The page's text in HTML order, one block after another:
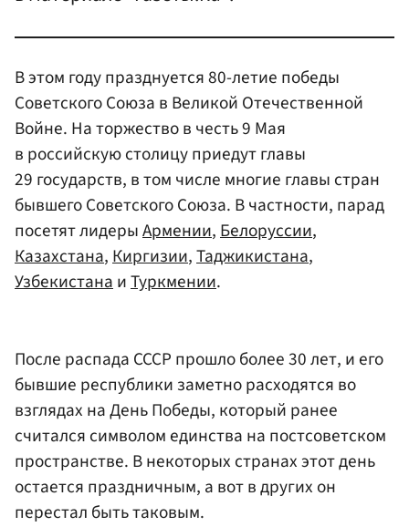
В этом году празднуется 80-летие победы
Советского Союза в Великой Отечественной
Войне. На торжество в честь 9 Мая
в российскую столицу приедут главы
29 государств, в том числе многие главы стран
бывшего Советского Союза. В частности, парад
посетят лидерыАрмении,Белоруссии,
Казахстана,Киргизии,Таджикистана,
УзбекистанаиТуркмении.
После распада СССР прошло более 30 лет, и его
бывшие республики заметно расходятся во
взглядах на День Победы, который ранее
считался символом единства на постсоветском
пространстве. В некоторых странах этот день
остается праздничным, а вот в других он
перестал быть таковым.